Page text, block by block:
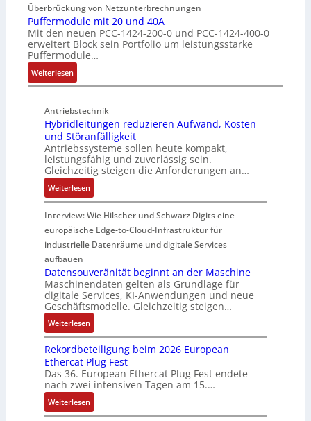
e
s
c
h
i
c
h
u
n
g
f
ü
r
r
a
u
e
U
m
g
e
b
u
n
g
e
n
i
n
s
t
i
e
g
n
d
i
e
P
r
o
d
u
k
t
i
o
n
s
a
n
a
l
y
s
e
b
e
r
w
a
c
h
n
g
f
ü
r
C
r
i
m
p
w
e
r
k
z
e
u
g
e
n
d
u
k
t
i
v
r
W
e
g
s
e
n
s
o
r
ü
b
e
r
w
a
c
h
t
t
h
e
r
m
Überbrückung von Netzunterbrechnungen
Puffermodule mit 20 und 40A
Mit den neuen PCC-1424-200-0 und PCC-1424-400-0
erweitert Block sein Portfolio um leistungsstarke
Puffermodule…
Weiterlesen:
P
f
f
e
r
m
o
d
u
l
e
m
i
t
2
0
u
n
d
4
0
A
Antriebstechnik
Hybridleitungen reduzieren Aufwand, Kosten
und Störanfälligkeit
Antriebssysteme sollen heute kompakt,
leistungsfähig und zuverlässig sein.
Gleichzeitig steigen die Anforderungen an…
Weiterlesen:
H
y
r
l
e
i
u
n
g
e
n
e
Interview: Wie Hilscher und Schwarz Digits eine
europäische Edge-to-Cloud-Infrastruktur für
industrielle Datenräume und digitale Services
aufbauen
Datensouveränität beginnt an der Maschine
Maschinendaten gelten als Grundlage für
digitale Services, KI-Anwendungen und neue
Geschäftsmodelle. Gleichzeitig steigen…
Weiterlesen:
D
a
t
e
n
s
o
Rekordbeteiligung beim 2026 European
Ethercat Plug Fest
Das 36. European Ethercat Plug Fest endete
nach zwei intensiven Tagen am 15.…
Weiterlesen:
R